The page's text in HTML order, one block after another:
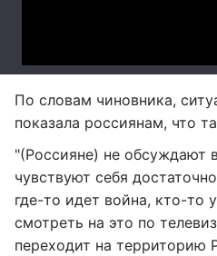
По словам чиновника,
показала россиянам, что
"(Россияне) не обсуждают
чувствуют себя
где-то идет война, кто-то
смотреть на это по
переходит на территорию